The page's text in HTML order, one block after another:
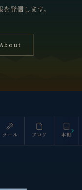
発信します。
About
ツール ブログ 本棚